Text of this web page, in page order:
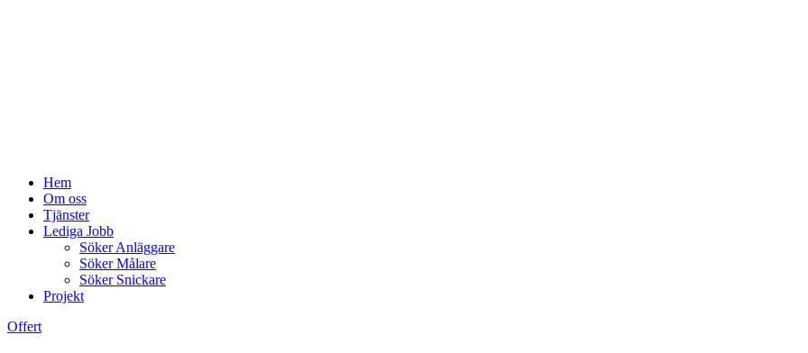
Hem
Om oss
Tjänster
Lediga Jobb
Söker Anläggare
Söker Målare
Söker Snickare
Projekt
Offert